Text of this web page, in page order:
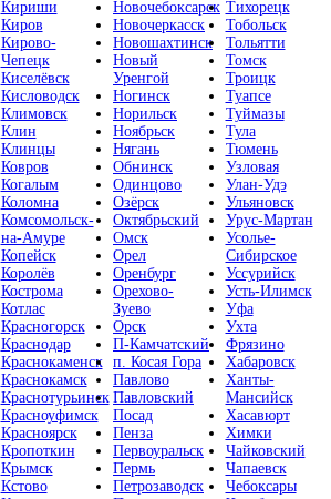
Кириши
Киров
Кирово-
Чепецк
Киселёвск
Кисловодск
Климовск
Клин
Клинцы
Ковров
Когалым
Коломна
Комсомольск-
на-Амуре
Копейск
Королёв
Кострома
Котлас
Красногорск
Краснодар
Краснокаменск
Краснокамск
Краснотурьинск
Красноуфимск
Красноярск
Кропоткин
Крымск
Кстово
Новочебоксарск
Новочеркасск
Новошахтинск
Новый
Уренгой
Ногинск
Норильск
Ноябрьск
Нягань
Обнинск
Одинцово
Озёрск
Октябрьский
Омск
Орел
Оренбург
Орехово-
Зуево
Орск
П-Камчатский
п. Косая Гора
Павлово
Павловский
Посад
Пенза
Первоуральск
Пермь
Петрозаводск
Тихорецк
Тобольск
Тольятти
Томск
Троицк
Туапсе
Туймазы
Тула
Тюмень
Узловая
Улан-Удэ
Ульяновск
Урус-Мартан
Усолье-
Сибирское
Уссурийск
Усть-Илимск
Уфа
Ухта
Фрязино
Хабаровск
Ханты-
Мансийск
Хасавюрт
Химки
Чайковский
Чапаевск
Чебоксары